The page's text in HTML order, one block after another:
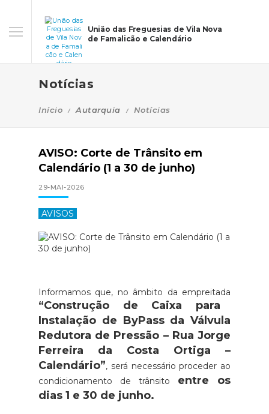
União das Freguesias de Vila Nova
de Famalicão e Calendário
Notícias
Início Autarquia Notícias
AVISO: Corte de Trânsito em
Calendário (1 a 30 de junho)
29-MAI-2026
AVISOS
Informamos que, no âmbito da empreitada
“Construção de Caixa para
Instalação de ByPass da Válvula
Redutora de Pressão – Rua Jorge
Ferreira da Costa Ortiga –
Calendário”, será necessário proceder ao
condicionamento de trânsito entre os
dias 1 e 30 de junho.